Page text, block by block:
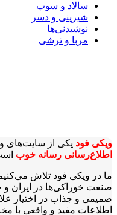
سالاد و سوپ
شیرینی و دسر
نوشیدنی‌ها
مربا و ترشی
ویکی‌ فود یکی از سایت‌های
اطلاع‌رسانی رسانه خوب
ما در ویکی‌ فود تلاش
صنعت خوراکی‌ها در ایران
صمیمی و جذاب در اختیار
اطلاعات مفید و واقعی با